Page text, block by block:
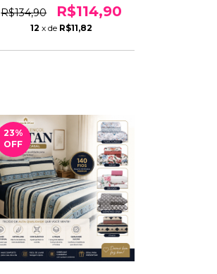
Portas Travesseiros –
Conforto e Elegância
R$134,90 R$114,90
12 x de R$11,82
23%
OFF